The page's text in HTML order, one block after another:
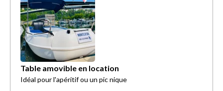
Table amovible en location
Idéal pour l'apéritif ou un pic nique